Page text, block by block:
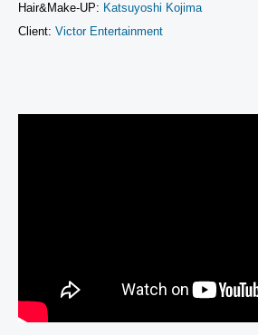
Hair&Make-UP: Katsuyoshi Kojima
Client: Victor Entertainment